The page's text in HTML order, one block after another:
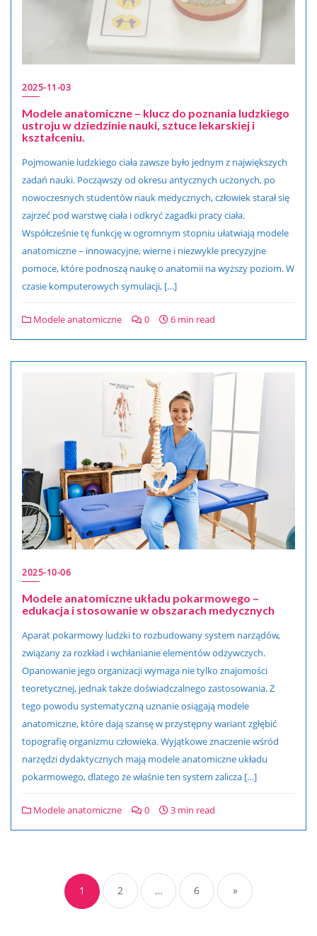
2025-11-03
Modele anatomiczne – klucz do poznania ludzkiego
ustroju w dziedzinie nauki, sztuce lekarskiej i
kształceniu.
Pojmowanie ludzkiego ciała zawsze było jednym z największych
zadań nauki. Począwszy od okresu antycznych uczonych, po
nowoczesnych studentów nauk medycznych, człowiek starał się
zajrzeć pod warstwę ciała i odkryć zagadki pracy ciała.
Współcześnie tę funkcję w ogromnym stopniu ułatwiają modele
anatomiczne – innowacyjne, wierne i niezwykle precyzyjne
pomoce, które podnoszą naukę o anatomii na wyższy poziom. W
czasie komputerowych symulacji, […]
Modele anatomiczne 0 6 min read
2025-10-06
Modele anatomiczne układu pokarmowego –
edukacja i stosowanie w obszarach medycznych
Aparat pokarmowy ludzki to rozbudowany system narządów,
związany za rozkład i wchłanianie elementów odżywczych.
Opanowanie jego organizacji wymaga nie tylko znajomości
teoretycznej, jednak także doświadczalnego zastosowania. Z
tego powodu systematyczną uznanie osiągają modele
anatomiczne, które dają szansę w przystępny wariant zgłębić
topografię organizmu człowieka. Wyjątkowe znaczenie wśród
narzędzi dydaktycznych mają modele anatomiczne układu
pokarmowego, dlatego że właśnie ten system zalicza […]
Modele anatomiczne 0 3 min read
po
wpisach
1 2 … 6 »